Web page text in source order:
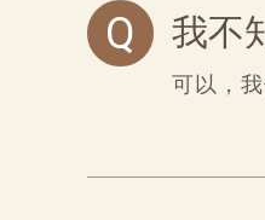
Q 我不
可以，